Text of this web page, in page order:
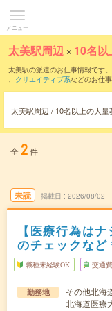
メニュー
太美駅周辺 × 10名
太美駅の派遣のお仕事情報です。
、 クリエイティブ系などのお仕
太美駅周辺 / 10名以上の大量
全 2件
未読 掲載日 2026/08/02
【医療行為は
のチェックなど
職種未経験OK 交通
勤務地
その他北海
北海道医療